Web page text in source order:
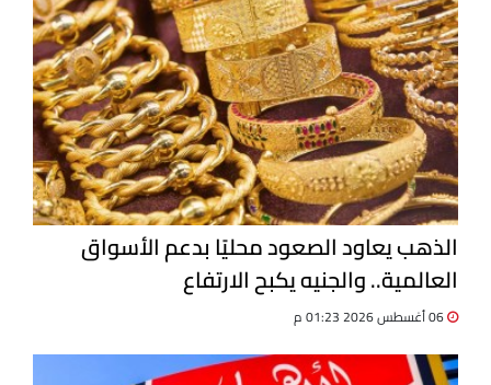
الذهب يعاود الصعود محليًا بدعم الأسواق
العالمية.. والجنيه يكبح الارتفاع